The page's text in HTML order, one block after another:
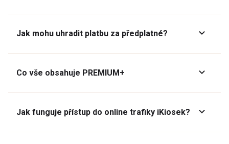
Jak mohu uhradit platbu za předplatné?
Co vše obsahuje PREMIUM+
Jak funguje přístup do online trafiky iKiosek?